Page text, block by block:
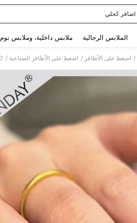
اضافر كحلي
الملابس الرجالية ملابس داخلية، وملابس نوم
/ اضغط على الأظافر / اضغط على الأظافر الصناعية /